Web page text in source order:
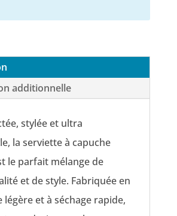
additionnelle
stylée et ultra
la serviette à capuche
le parfait mélange de
et de style. Fabriquée en
et à séchage rapide,